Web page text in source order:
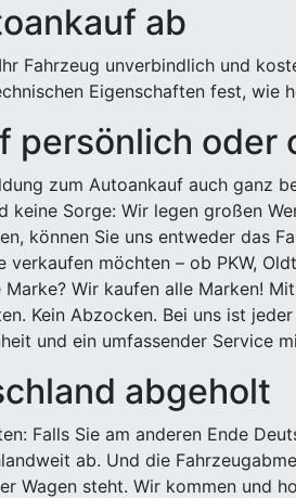
ab
Fahrzeug unverbindlich und
Eigenschaften fest, wie
persönlich oder
zum Autoankauf auch ganz
keine Sorge: Wir legen großen
können Sie uns entweder das
verkaufen möchten – ob PKW,
Wir kaufen alle Marken!
Kein Abzocken. Bei uns ist
und ein umfassender Service
abgeholt
Falls Sie am anderen Ende
ab. Und die
Wagen steht. Wir kommen und